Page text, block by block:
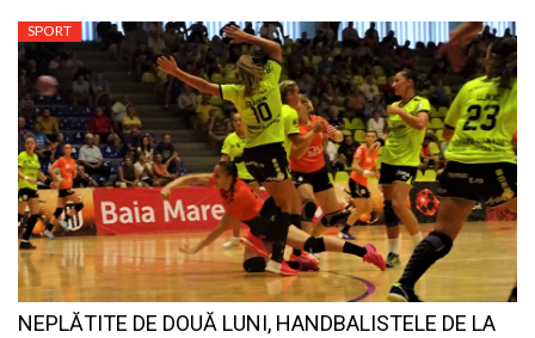
SANATATE
SPORT
SPECIAL
POLITIC
LIFE
SPORT
NEPLĂTITE DE DOUĂ LUNI, HANDBALISTELE DE LA